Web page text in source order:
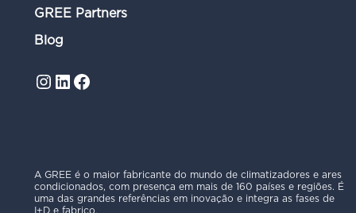
GREE Partners
Blog
Instagram
LinkedIn
Facebook
A GREE é o maior fabricante do mundo de climatizadores e ares
condicionados, com presença em mais de 160 países e regiões. É
uma das grandes referências em inovação e integra as fases de
I+D e fabrico.